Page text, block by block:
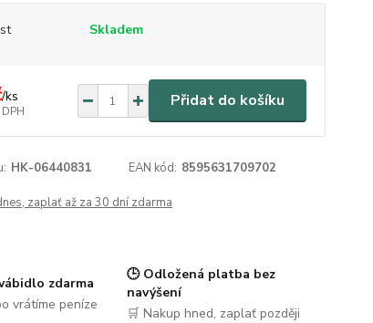
Skladem
/ks Přidat do košíku
HK-06440831 EAN kód: 8595631709702
zaplať až za 30 dní zdarma
zdarma
vrátíme peníze
🕒 Odložená platba bez
navýšení
🛒 Nakup hned, zaplať později